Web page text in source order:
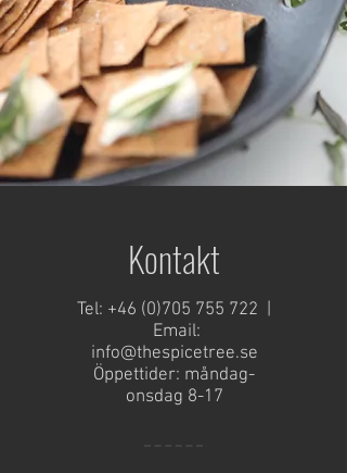
Kontakt
Tel: +46 (0)705 755 722 |
Email:
info@thespicetree.se
Öppettider: måndag-
onsdag 8-17